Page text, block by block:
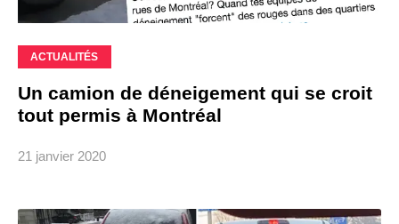
ACTUALITÉS
Un camion de déneigement qui se croit
tout permis à Montréal
21 janvier 2020